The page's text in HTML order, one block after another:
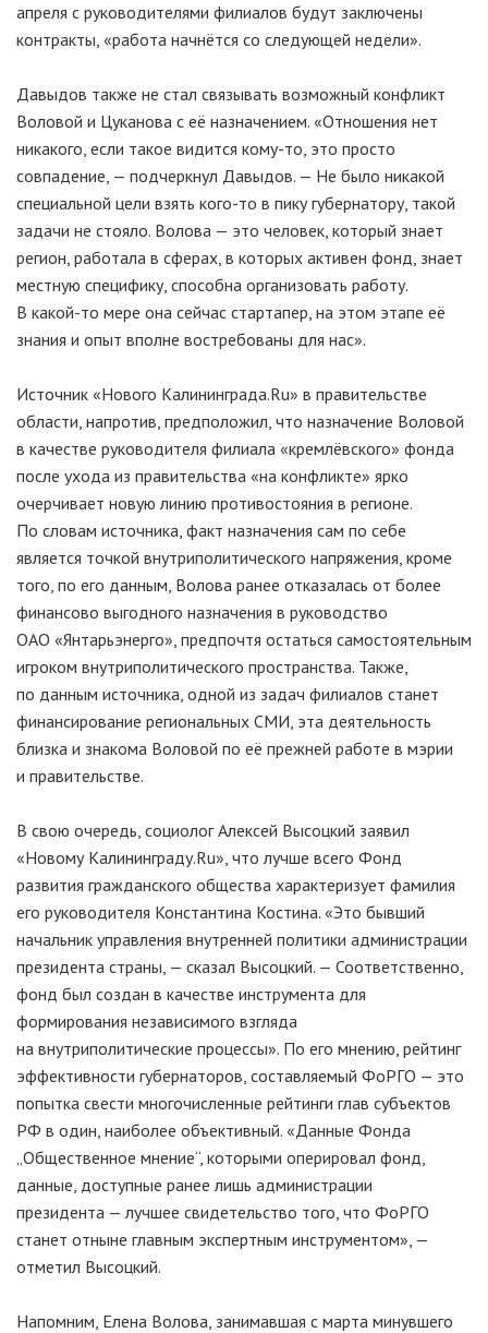
апреля с руководителями филиалов будут заключены
контракты, «работа начнётся со следующей недели».
Давыдов также не стал связывать возможный конфликт
Воловой и Цуканова с её назначением. «Отношения нет
никакого, если такое видится кому-то, это просто
совпадение, — подчеркнул Давыдов. — Не было никакой
специальной цели взять кого-то в пику губернатору, такой
задачи не стояло. Волова — это человек, который знает
регион, работала в сферах, в которых активен фонд, знает
местную специфику, способна организовать работу.
В какой-то мере она сейчас стартапер, на этом этапе её
знания и опыт вполне востребованы для нас».
Источник «Нового Калининграда.Ru» в правительстве
области, напротив, предположил, что назначение Воловой
в качестве руководителя филиала «кремлёвского» фонда
после ухода из правительства «на конфликте» ярко
очерчивает новую линию противостояния в регионе.
По словам источника, факт назначения сам по себе
является точкой внутриполитического напряжения, кроме
того, по его данным, Волова ранее отказалась от более
финансово выгодного назначения в руководство
ОАО «Янтарьэнерго», предпочтя остаться самостоятельным
игроком внутриполитического пространства. Также,
по данным источника, одной из задач филиалов станет
финансирование региональных СМИ, эта деятельность
близка и знакома Воловой по её прежней работе в мэрии
и правительстве.
В свою очередь, социолог Алексей Высоцкий заявил
«Новому Калининграду.Ru», что лучше всего Фонд
развития гражданского общества характеризует фамилия
его руководителя Константина Костина. «Это бывший
начальник управления внутренней политики администрации
президента страны, — сказал Высоцкий. — Соответственно,
фонд был создан в качестве инструмента для
формирования независимого взгляда
на внутриполитические процессы». По его мнению, рейтинг
эффективности губернаторов, составляемый ФоРГО — это
попытка свести многочисленные рейтинги глав субъектов
РФ в один, наиболее объективный. «Данные Фонда
„Общественное мнение“, которыми оперировал фонд,
данные, доступные ранее лишь администрации
президента — лучшее свидетельство того, что ФоРГО
станет отныне главным экспертным инструментом», —
отметил Высоцкий.
Напомним, Елена Волова, занимавшая с марта минувшего